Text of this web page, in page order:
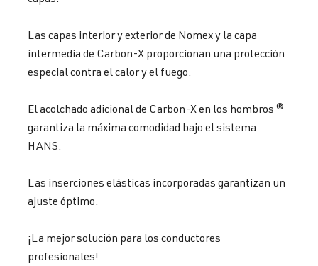
Las capas interior y exterior de Nomex y la capa
intermedia de Carbon-X proporcionan una protección
especial contra el calor y el fuego.
El acolchado adicional de Carbon-X en los hombros ®
garantiza la máxima comodidad bajo el sistema
HANS.
Las inserciones elásticas incorporadas garantizan un
ajuste óptimo.
¡La mejor solución para los conductores
profesionales!